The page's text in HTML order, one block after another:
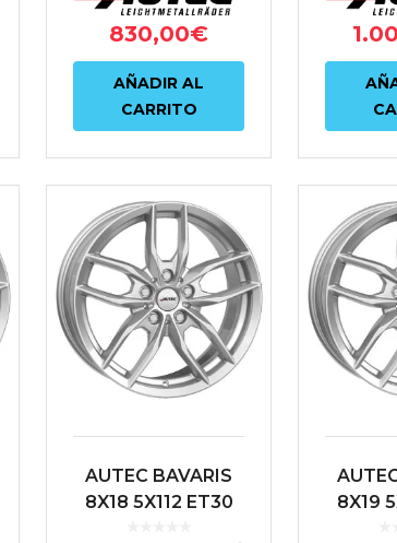
ANTRACITA
830,00€
AÑADIR AL
CARRITO
AUTEC BAVARIS
8X18 5X112 ET30
8X19